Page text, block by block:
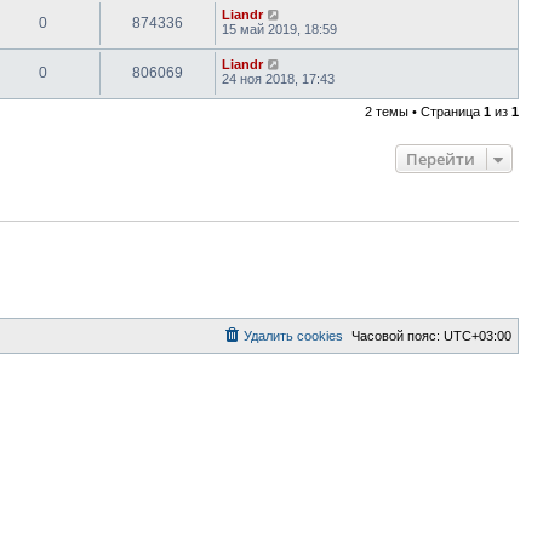
0 874336
Liandr
15 май 2019, 18:59
0 806069
Liandr
24 ноя 2018, 17:43
2 темы • Страница 1 из 1
Перейти
Часовой пояс: UTC+03:00
Удалить cookies